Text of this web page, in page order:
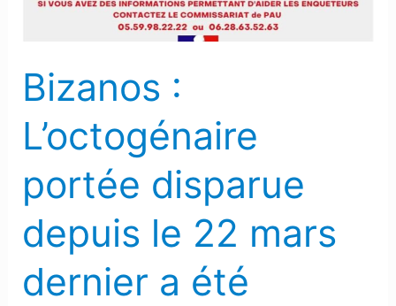
Bizanos :
L’octogénaire
portée disparue
depuis le 22 mars
dernier a été
dernier
décédée